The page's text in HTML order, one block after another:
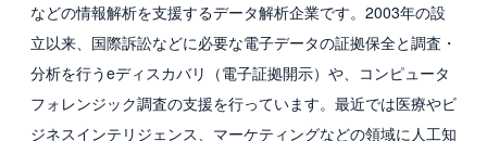
などの情報解析を支援するデータ解析企業です。2003年の設
立以来、国際訴訟などに必要な電子データの証拠保全と調査・
分析を行うeディスカバリ（電子証拠開示）や、コンピュータ
フォレンジック調査の支援を行っています。最近では医療やビ
ジネスインテリジェンス、マーケティングなどの領域に人工知